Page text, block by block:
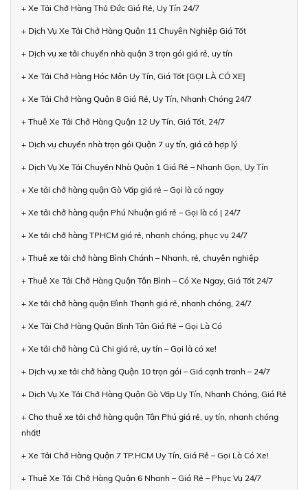
+ Xe Tải Chở Hàng Thủ Đức Giá Rẻ, Uy Tín 24/7
+ Dịch Vụ Xe Tải Chở Hàng Quận 11 Chuyên Nghiệp Giá Tốt
+ Dịch vụ xe tải chuyển nhà quận 3 trọn gói giá rẻ, uy tín
+ Xe Tải Chở Hàng Hóc Môn Uy Tín, Giá Tốt [GỌI LÀ CÓ XE]
+ Xe Tải Chở Hàng Quận 8 Giá Rẻ, Uy Tín, Nhanh Chóng 24/7
+ Thuê Xe Tải Chở Hàng Quận 12 Uy Tín, Giá Tốt, 24/7
+ Dịch vụ chuyển nhà trọn gói Quận 7 uy tín, giá cả hợp lý
+ Dịch Vụ Xe Tải Chuyển Nhà Quận 1 Giá Rẻ – Nhanh Gọn, Uy Tín
+ Xe tải chở hàng quận Gò Vấp giá rẻ – Gọi là có ngay
+ Xe tải chở hàng quận Phú Nhuận giá rẻ – Gọi là có | 24/7
+ Xe tải chở hàng TPHCM giá rẻ, nhanh chóng, phục vụ 24/7
+ Thuê xe tải chở hàng Bình Chánh – Nhanh, rẻ, chuyên nghiệp
+ Thuê Xe Tải Chở Hàng Quận Tân Bình – Có Xe Ngay, Giá Tốt 24/7
+ Xe tải chở hàng quận Bình Thạnh giá rẻ, nhanh chóng, 24/7
+ Xe Tải Chở Hàng Quận Bình Tân Giá Rẻ – Gọi Là Có
+ Xe tải chở hàng Củ Chi giá rẻ, uy tín – Gọi là có xe!
+ Dịch vụ xe tải chở hàng Quận 10 trọn gói – Giá cạnh tranh – 24/7
+ Dịch Vụ Xe Tải Chở Hàng Quận Gò Vấp Uy Tín, Nhanh Chóng, Giá Rẻ
+ Cho thuê xe tải chở hàng quận Tân Phú giá rẻ, uy tín, nhanh chóng
nhất!
+ Xe Tải Chở Hàng Quận 7 TP.HCM Uy Tín, Giá Rẻ – Gọi Là Có Xe!
+ Thuê Xe Tải Chở Hàng Quận 6 Nhanh – Giá Rẻ – Phục Vụ 24/7